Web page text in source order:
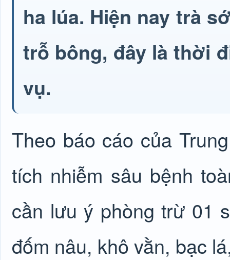
ha lúa. Hiện nay trà
trỗ bông, đây là thời
vụ.
Theo báo cáo của
tích nhiễm sâu bệnh
cần lưu ý phòng trừ 01
đốm nâu, khô vằn, bạc